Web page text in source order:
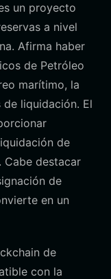
un proyecto
a nivel
Afirma haber
de Petróleo
marítimo, la
liquidación. El
de
Cabe destacar
de
en un
de
con la